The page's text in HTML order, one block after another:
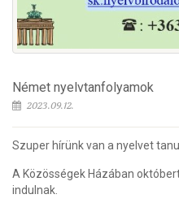
Német nyelvtanfolyamok
2023.09.12.
Szuper hírünk van a nyelvet
A Közösségek Házában
indulnak.